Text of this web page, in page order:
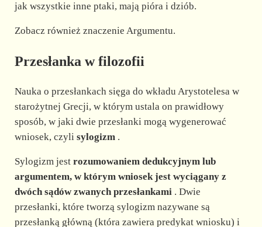
jak wszystkie inne ptaki, mają pióra i dziób.
Zobacz również znaczenie Argumentu.
Przesłanka w filozofii
Nauka o przesłankach sięga do wkładu Arystotelesa w
starożytnej Grecji, w którym ustala on prawidłowy
sposób, w jaki dwie przesłanki mogą wygenerować
wniosek, czyli sylogizm .
Sylogizm jest rozumowaniem dedukcyjnym lub
argumentem, w którym wniosek jest wyciągany z
dwóch sądów zwanych przesłankami . Dwie
przesłanki, które tworzą sylogizm nazywane są
przesłanką główną (która zawiera predykat wniosku) i